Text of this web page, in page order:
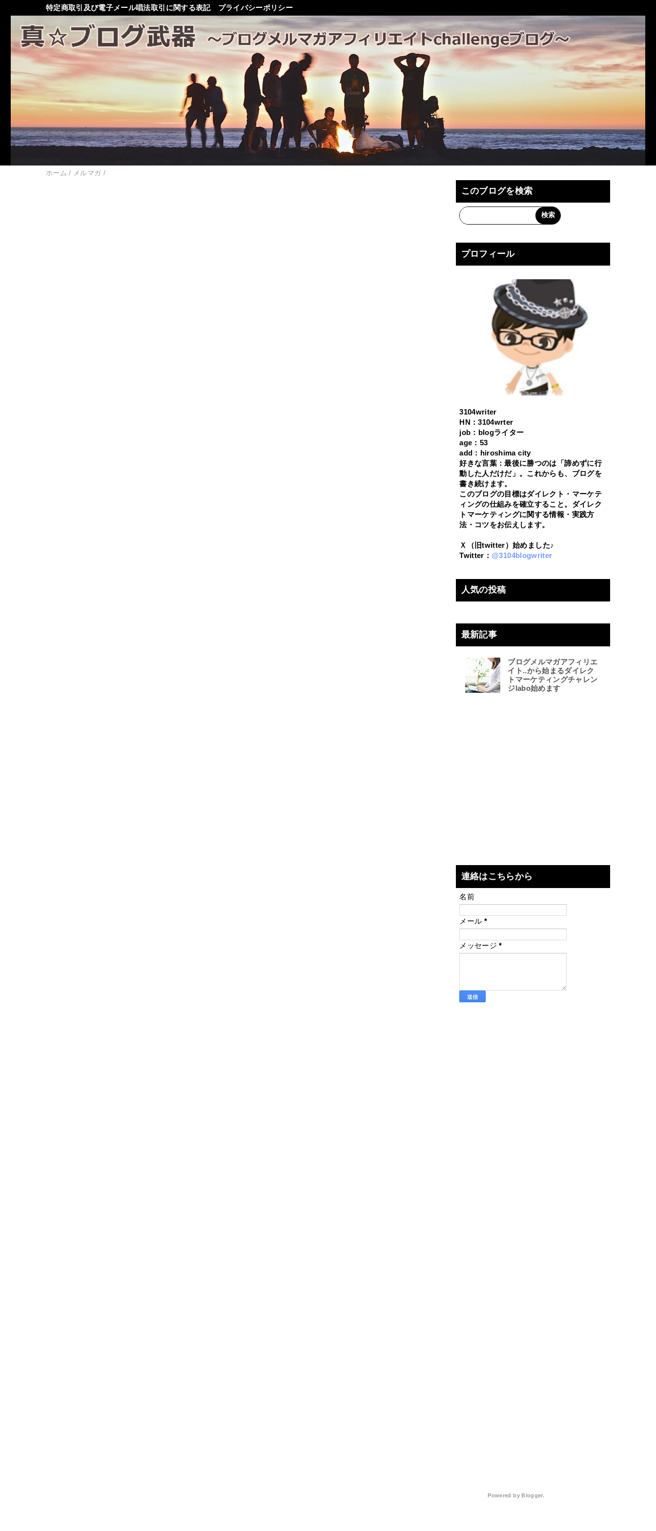
特定商取引及び電子メール唱法取引に関する表記 プライバシーポリシー
ホーム / メルマガ /
このブログを検索
プロフィール
3104writer
HN：3104wrter
job：blogライター
age：53
add：hiroshima city
好きな言葉：最後に勝つのは「諦めずに行
動した人だけだ」。これからも、ブログを
書き続けます。
このブログの目標はダイレクト・マーケテ
ィングの仕組みを確立すること。ダイレク
トマーケティングに関する情報・実践方
法・コツをお伝えします。
Ｘ（旧twitter）始めました♪
Twitter： @3104blogwriter
人気の投稿
最新記事
ブログメルマガアフィリエ
イト..から始まるダイレク
トマーケティングチャレン
ジlabo始めます
連絡はこちらから
名前
メール *
メッセージ*
Powered byBlogger.